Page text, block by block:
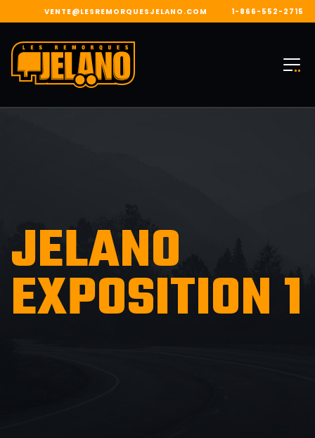
VENTE@LESREMORQUESJELANO.COM 1-866-552-2715
JELANO
EXPOSITION 1